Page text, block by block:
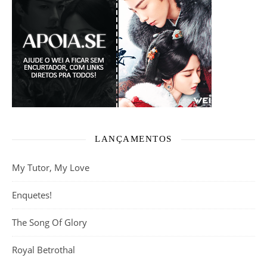
LANÇAMENTOS
My Tutor, My Love
Enquetes!
The Song Of Glory
Royal Betrothal